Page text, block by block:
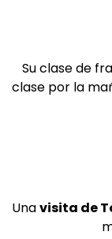
Su clase de
clase por la
Unavisita de